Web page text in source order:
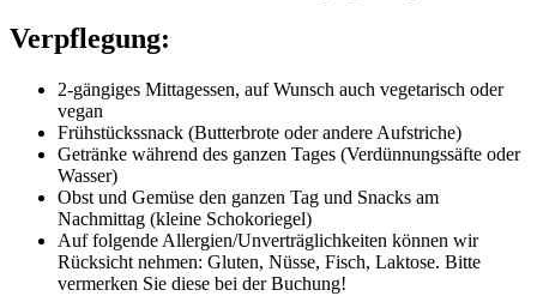
Verpflegung:
2-gängiges Mittagessen, auf Wunsch auch vegetarisch oder
vegan
Frühstückssnack (Butterbrote oder andere Aufstriche)
Getränke während des ganzen Tages (Verdünnungssäfte oder
Wasser)
Obst und Gemüse den ganzen Tag und Snacks am
Nachmittag (kleine Schokoriegel)
Auf folgende Allergien/Unverträglichkeiten können wir
Rücksicht nehmen: Gluten, Nüsse, Fisch, Laktose. Bitte
vermerken Sie diese bei der Buchung!